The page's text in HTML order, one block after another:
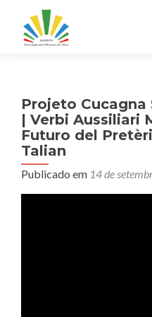
Projeto Cucagna
| Verbi Aussiliari
Futuro del
Talian
Publicado em 14 de